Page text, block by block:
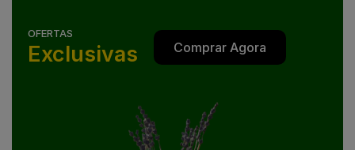
OFERTAS
Exclusivas Comprar Agora